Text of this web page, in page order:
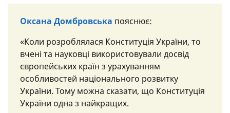
Оксана Домбровська пояснює:
«Коли розроблялася Конституція України, то
вчені та науковці використовували досвід
європейських країн з урахуванням
особливостей національного розвитку
України. Тому можна сказати, що Конституція
України одна з найкращих.